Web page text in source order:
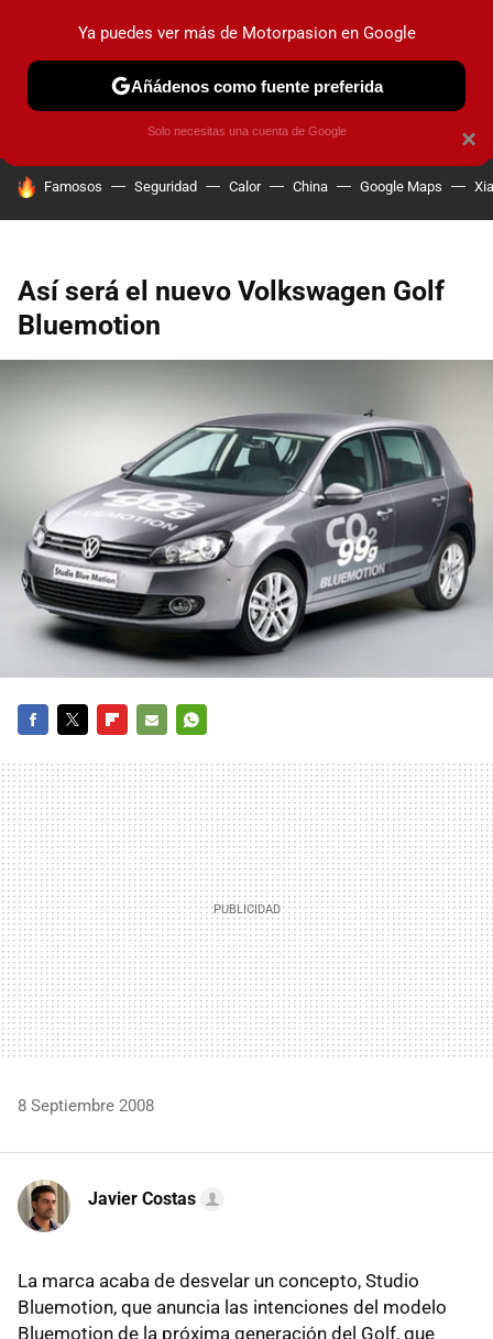
PRUEBAS COCHES ELÉCTRICOS OBSERVATORIO
HOY SE HABLA DE
Famosos Seguridad Calor China Google Maps
Así será el nuevo Volkswagen Golf
Bluemotion
MAIL
8 Septiembre 2008
Javier Costas
La marca acaba de desvelar un concepto, Studio
Bluemotion, que anuncia las intenciones del modelo
Bluemotion de la próxima generación del Golf, que
×
Ya puedes ver más de Motorpasion en Google
Añádenos como fuente preferida
Solo necesitas una cuenta de Google